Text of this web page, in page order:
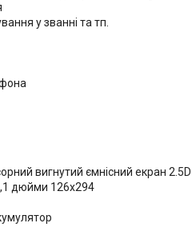
у званні та тп.
вигнутий ємнісний екран 2.5D
дюйми 126x294